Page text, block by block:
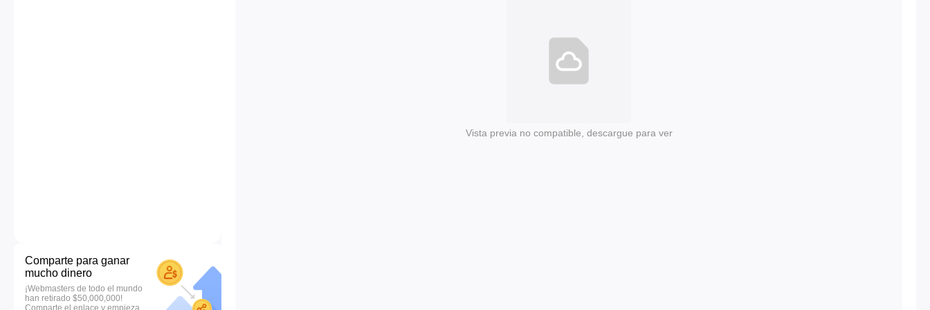
Comparte para ganar
mucho dinero
¡Webmasters de todo el mundo
han retirado $50,000,000!
Comparte el enlace y empieza
Vista previa no compatible, descargue para ver